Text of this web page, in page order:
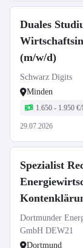
Duales
(m/w/d)
Schwarz Digits
Minden
1.650 - 1.950
29.07.2026
Spezialist
Dortmunder
GmbH DEW21
Dortmund